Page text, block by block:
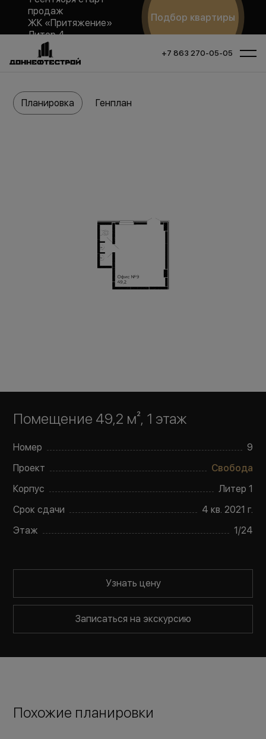
продаж
ЖК «Притяжение»
Литер 4
Подбор квартиры
+7 863 270-05-05
Помещение 49,2 м², 1 этаж
Номер
9
Проект
Свобода
Корпус
Литер 1
Срок сдачи
4 кв. 2021 г.
Этаж
1/24
Узнать цену
Записаться на экскурсию
Планировка Генплан
Похожие планировки